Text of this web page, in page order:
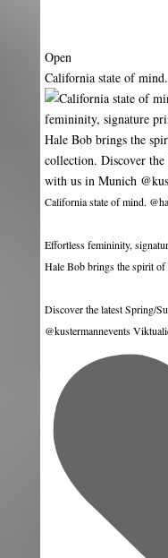
Open
California state of
California state of mind.
Effortless femininity,
Hale Bob brings the spirit
Discover the latest Spring/
@kustermannevents